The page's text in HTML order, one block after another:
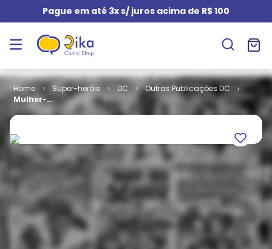
Pague em até 3x s/ juros acima de R$ 100
Super-heróis DC
Outras Publicações DC
Mulher-
Maravilha -
Mim